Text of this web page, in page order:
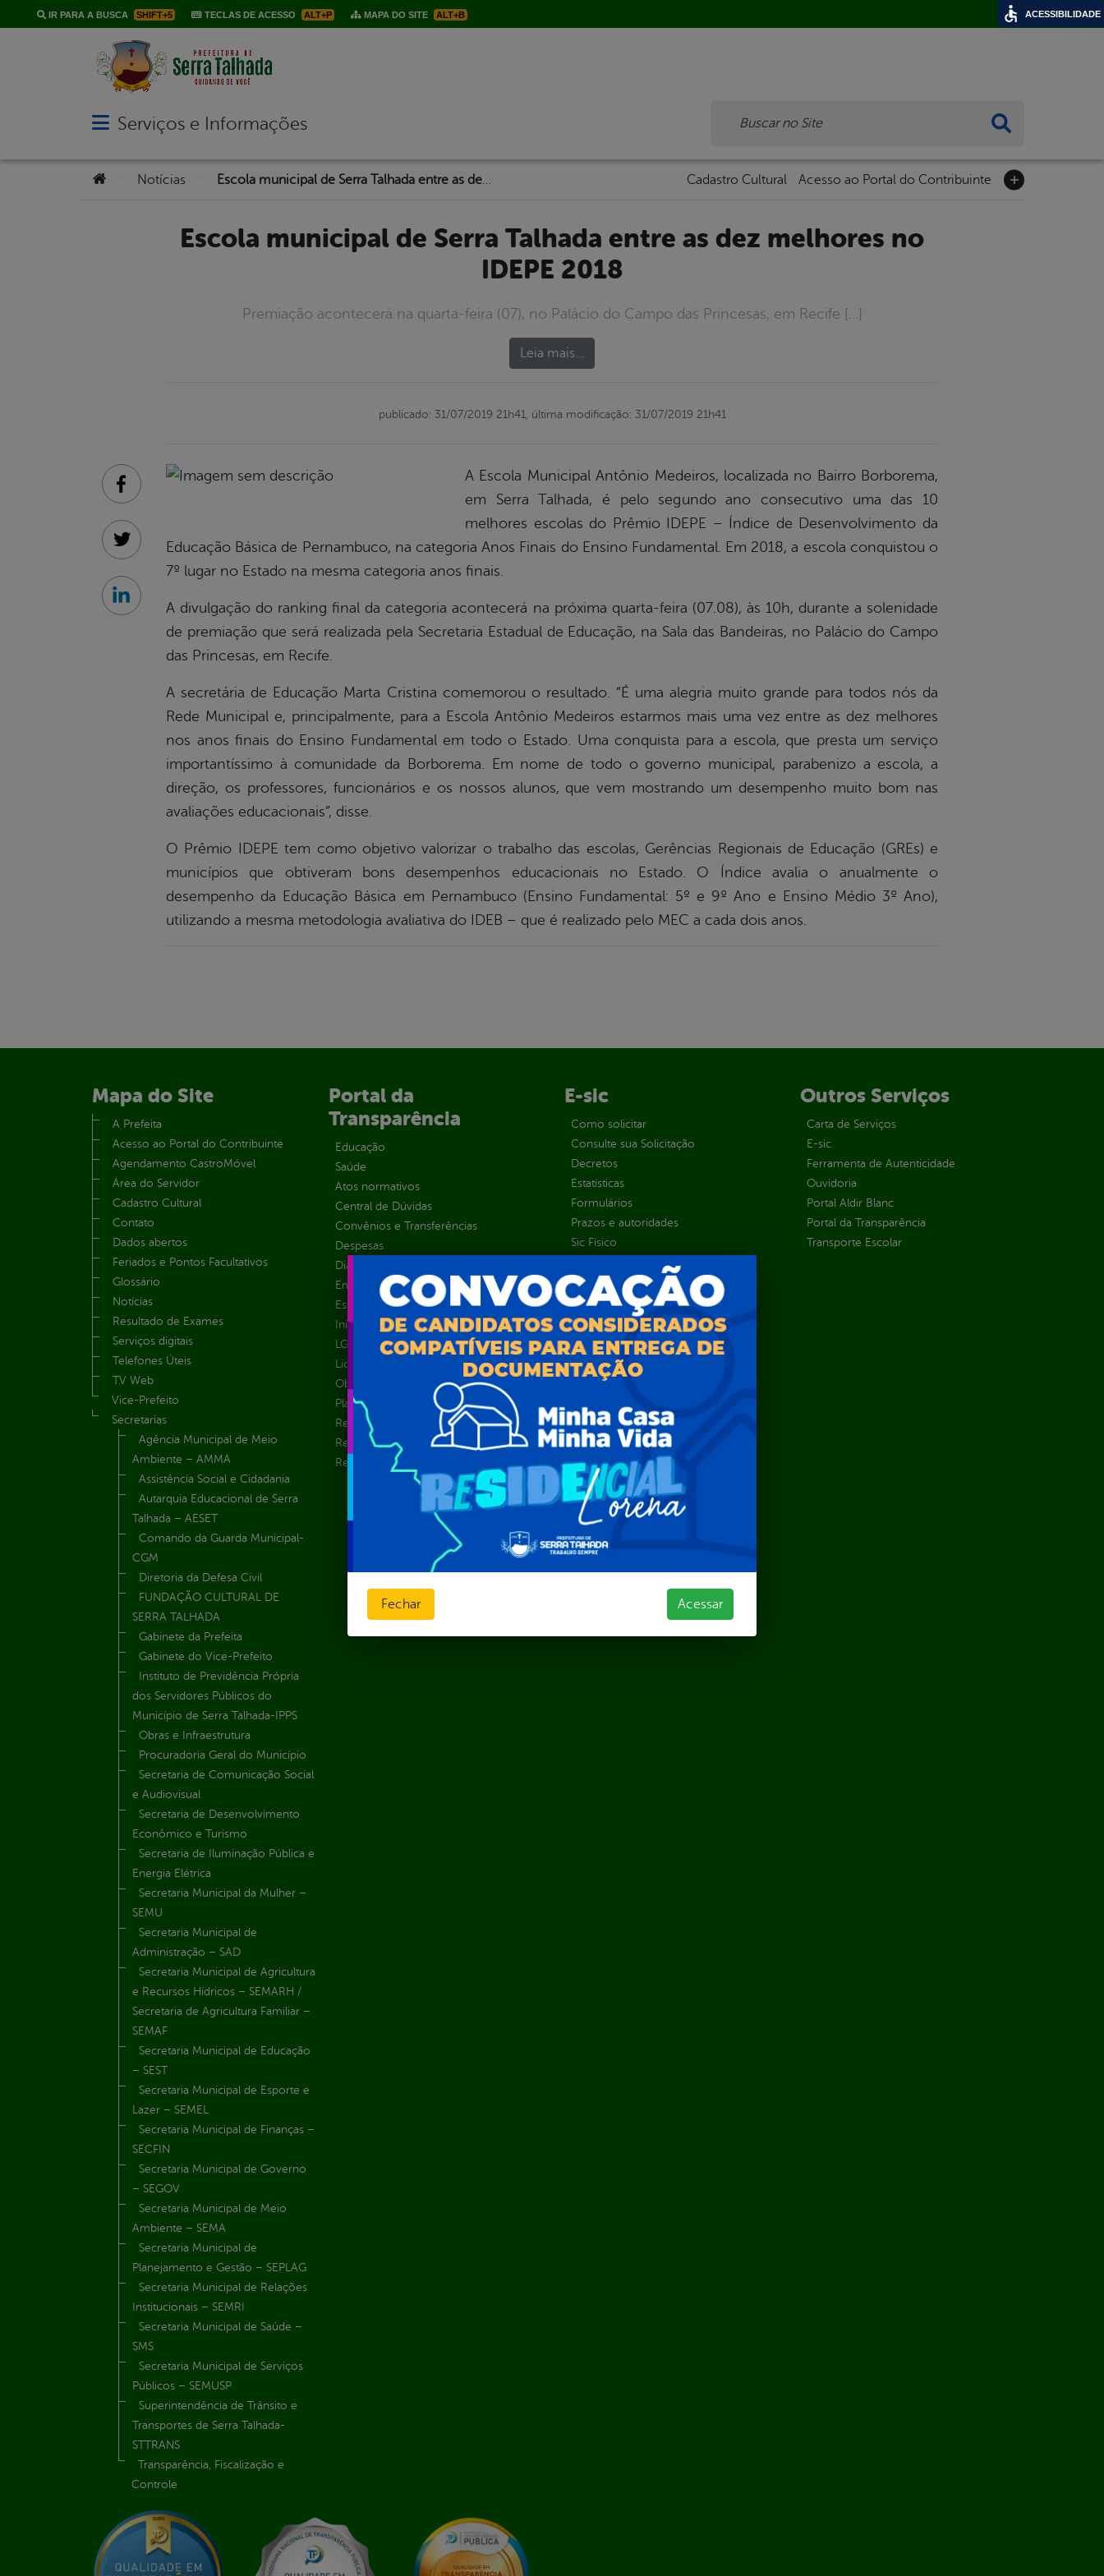
IR PARA A BUSCA SHIFT+5 TECLAS DE ACESSO ALT+P MAPA DO SITE ALT+B
Abrir menu principal de navegação
Serviços e Informações
Você está aqui:
Notícias Cadastro Cultural Acesso ao Portal do Contribuinte
Escola municipal de Serra Talhada entre as dez melhores no
IDEPE 2018
Premiação acontecerá na quarta-feira (07), no Palácio do Campo das Princesas, em Recife […]
Leia mais…
publicado: 31/07/2019 21h41, última modificação: 31/07/2019 21h41
A Escola Municipal Antônio Medeiros, localizada no Bairro Borborema,
em Serra Talhada, é pelo segundo ano consecutivo uma das 10
melhores escolas do Prêmio IDEPE – Índice de Desenvolvimento da
Educação Básica de Pernambuco, na categoria Anos Finais do Ensino Fundamental. Em 2018, a escola conquistou o
7º lugar no Estado na mesma categoria anos finais.
A divulgação do ranking final da categoria acontecerá na próxima quarta-feira (07.08), às 10h, durante a solenidade
de premiação que será realizada pela Secretaria Estadual de Educação, na Sala das Bandeiras, no Palácio do Campo
das Princesas, em Recife.
A secretária de Educação Marta Cristina comemorou o resultado. “É uma alegria muito grande para todos nós da
Rede Municipal e, principalmente, para a Escola Antônio Medeiros estarmos mais uma vez entre as dez melhores
nos anos finais do Ensino Fundamental em todo o Estado. Uma conquista para a escola, que presta um serviço
importantíssimo à comunidade da Borborema. Em nome de todo o governo municipal, parabenizo a escola, a
direção, os professores, funcionários e os nossos alunos, que vem mostrando um desempenho muito bom nas
avaliações educacionais”, disse.
O Prêmio IDEPE tem como objetivo valorizar o trabalho das escolas, Gerências Regionais de Educação (GREs) e
municípios que obtiveram bons desempenhos educacionais no Estado. O Índice avalia o anualmente o
desempenho da Educação Básica em Pernambuco (Ensino Fundamental: 5º e 9º Ano e Ensino Médio 3º Ano),
utilizando a mesma metodologia avaliativa do IDEB – que é realizado pelo MEC a cada dois anos.
Facebook
Twitter
Linkedin
Mapa do Site
A Prefeita
Acesso ao Portal do Contribuinte
Agendamento CastroMóvel
Área do Servidor
Cadastro Cultural
Contato
Dados abertos
Feriados e Pontos Facultativos
Glossário
Notícias
Resultado de Exames
Serviços digitais
Telefones Úteis
TV Web
Vice-Prefeito
Secretarias
Agência Municipal de Meio
Ambiente – AMMA
Assistência Social e Cidadania
Autarquia Educacional de Serra
Talhada – AESET
Comando da Guarda Municipal-
CGM
Diretoria da Defesa Civil
FUNDAÇÃO CULTURAL DE
SERRA TALHADA
Gabinete da Prefeita
Gabinete do Vice-Prefeito
Instituto de Previdência Própria
dos Servidores Públicos do
Município de Serra Talhada-IPPS
Obras e Infraestrutura
Procuradoria Geral do Município
Secretaria de Comunicação Social
e Audiovisual
Secretaria de Desenvolvimento
Econômico e Turismo
Secretaria de Iluminação Pública e
Energia Elétrica
Secretaria Municipal da Mulher –
SEMU
Secretaria Municipal de
Administração – SAD
Secretaria Municipal de Agricultura
e Recursos Hídricos – SEMARH /
Secretaria de Agricultura Familiar –
SEMAF
Secretaria Municipal de Educação
– SEST
Secretaria Municipal de Esporte e
Lazer – SEMEL
Secretaria Municipal de Finanças –
SECFIN
Secretaria Municipal de Governo
– SEGOV
Secretaria Municipal de Meio
Ambiente – SEMA
Secretaria Municipal de
Planejamento e Gestão – SEPLAG
Secretaria Municipal de Relações
Institucionais – SEMRI
Secretaria Municipal de Saúde –
SMS
Secretaria Municipal de Serviços
Públicos – SEMUSP
Superintendência de Trânsito e
Transportes de Serra Talhada-
STTRANS
Transparência, Fiscalização e
Controle
Portal da
Transparência
Educação
Saúde
Atos normativos
Central de Dúvidas
Convênios e Transferências
Despesas
Diárias
Emendas parlamentares
Estrutura Organizacional
Inicio
LGPD e Governo Digital
Licitações e Contratos
Obras Públicas
Planejamento e Prestação de Contas
Receitas
Recursos Humanos
Renúncias de Receitas
E-sic
Como solicitar
Consulte sua Solicitação
Decretos
Estatísticas
Formulários
Prazos e autoridades
Sic Físico
Solicitar um pedido
Outros Serviços
Carta de Serviços
E-sic
Ferramenta de Autenticidade
Ouvidoria
Portal Aldir Blanc
Portal da Transparência
Transporte Escolar
Fechar Acessar
ACESSIBILIDADE